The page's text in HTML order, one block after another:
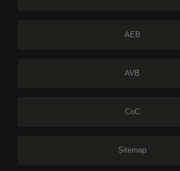
AEB
AVB
CoC
Sitemap